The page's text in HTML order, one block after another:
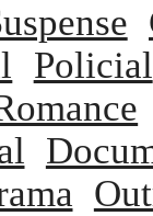
Policial